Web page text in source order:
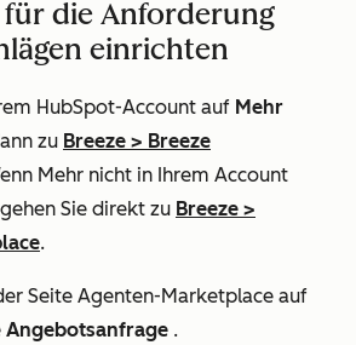
für die Anforderung
einrichten
HubSpot-Account auf Mehr
zu Breeze > Breeze
Mehr nicht in Ihrem Account
Sie direkt zu Breeze >
.
Seite Agenten-Marketplace auf
Angebotsanfrage .